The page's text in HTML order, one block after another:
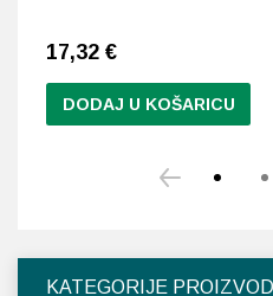
KATEGORIJE
17,32 €
DODAJ U KOŠARICU